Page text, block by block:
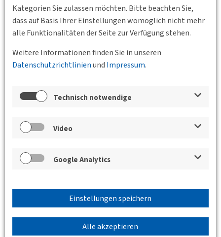
Kategorien Sie zulassen möchten. Bitte beachten Sie,
dass auf Basis Ihrer Einstellungen womöglich nicht mehr
alle Funktionalitäten der Seite zur Verfügung stehen.
Weitere Informationen finden Sie in unseren
Datenschutzrichtlinienund Impressum.
Technisch notwendige
Video
Google Analytics
Einstellungen speichern
Alle akzeptieren
Radschnellweg von Darmstadt nach
Frankfurt.“
Podiumsdiskussion Frank Nagel (CDU-Fraktion
Frankfurt am Main)
(Regionalverband
FrankfurtRheinMain)
Verwandte Nachrichten
21.11.2025 ÖPNV trifft Wissenschaft - Jüngste